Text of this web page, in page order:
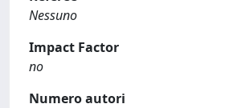
Nessuno
Impact Factor
no
Numero autori